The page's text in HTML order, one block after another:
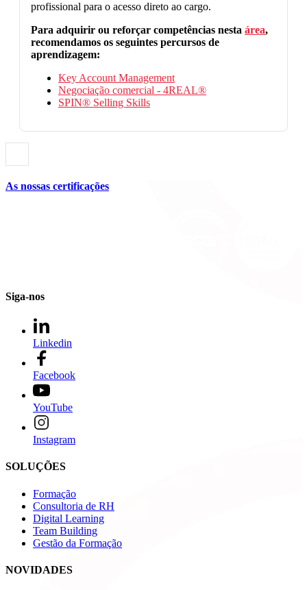
profissional para o acesso direto ao cargo.
Para adquirir ou reforçar competências nesta área,
recomendamos os seguintes percursos de
aprendizagem:
Key Account Management
Negociação comercial - 4REAL®
SPIN® Selling Skills
As nossas certificações
Siga-nos
Linkedin
Facebook
YouTube
Instagram
SOLUÇÕES
Formação
Consultoria de RH
Digital Learning
Team Building
Gestão da Formação
NOVIDADES